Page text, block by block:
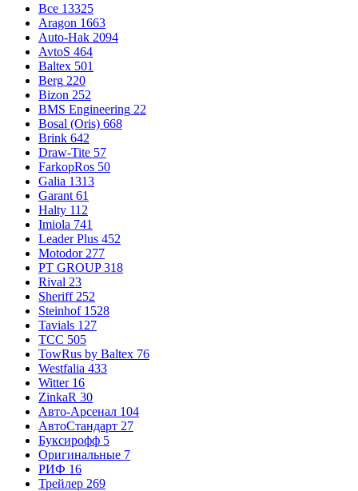
Все 13325
Aragon 1663
Auto-Hak 2094
AvtoS 464
Baltex 501
Berg 220
Bizon 252
BMS Engineering 22
Bosal (Oris) 668
Brink 642
Draw-Tite 57
FarkopRos 50
Galia 1313
Garant 61
Halty 112
Imiola 741
Leader Plus 452
Motodor 277
PT GROUP 318
Rival 23
Sheriff 252
Steinhof 1528
Tavials 127
TCC 505
TowRus by Baltex 76
Westfalia 433
Witter 16
ZinkaR 30
Авто-Арсенал 104
АвтоСтандарт 27
Буксирофф 5
Оригинальные 7
РИФ 16
Трейлер 269